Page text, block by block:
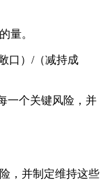
量。
口）/（减持成
一个关键风险，并
，并制定维持这些